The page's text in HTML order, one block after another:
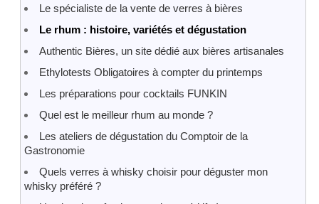
Le spécialiste de la vente de verres à bières
Le rhum : histoire, variétés et dégustation
Authentic Bières, un site dédié aux bières artisanales
Ethylotests Obligatoires à compter du printemps
Les préparations pour cocktails FUNKIN
Quel est le meilleur rhum au monde ?
Les ateliers de dégustation du Comptoir de la
Gastronomie
Quels verres à whisky choisir pour déguster mon
whisky préféré ?